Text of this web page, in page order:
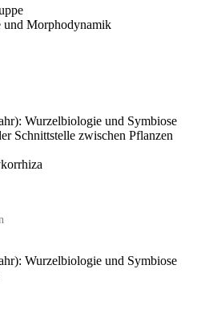
Morphodynamik
Wurzelbiologie und Symbiose
Schnittstelle zwischen Pflanzen
Wurzelbiologie und Symbiose